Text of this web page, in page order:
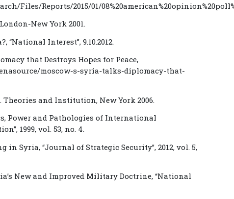
Files/Reports/2015/01/
New York 2001.
“National Interest”, 9.10.2012.
that Destroys Hopes for Peace,
moscow-s-syria-talks-diplomacy-that-
and Institution, New York 2006.
Power and Pathologies of International
1999, vol. 53, no. 4.
in Syria, “Journal of Strategic Security”, 2012, vol. 5,
New and Improved Military Doctrine, “National